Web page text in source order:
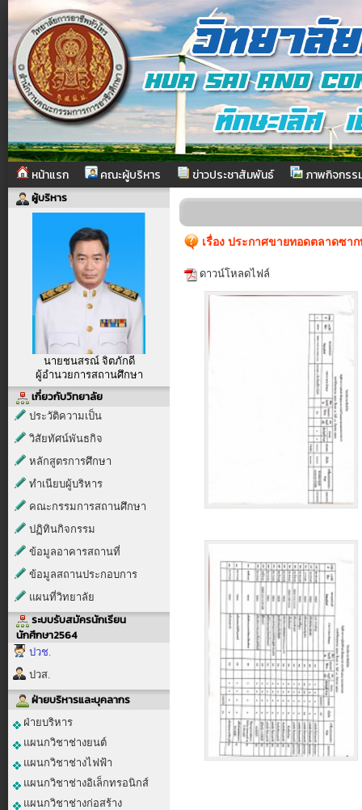
หน้าแรก คณะผู้บริหาร ข่าวประชาสัมพันธ์ ภาพกิจกรร
ผู้บริหาร
นายชนสรณ์ จิตภักดี
ผู้อำนวยการสถานศึกษา
เกี่ยวกับวิทยาลัย
ประวัติความเป็น
วิสัยทัศน์พันธกิจ
หลักสูตรการศึกษา
ทำเนียบผู้บริหาร
คณะกรรมการสถานศึกษา
ปฏิทินกิจกรรม
ข้อมูลอาคารสถานที่
ข้อมูลสถานประกอบการ
แผนที่วิทยาลัย
ระบบรับสมัครนักเรียน
นักศึกษา2564
ปวช.
ปวส.
ฝ่ายบริหารและบุคลากร
ฝ่ายบริหาร
แผนกวิชาช่างยนต์
แผนกวิชาช่างไฟฟ้า
แผนกวิชาช่างอิเล็กทรอนิกส์
แผนกวิชาช่างก่อสร้าง
เรื่อง ประกาศขายทอดตลาดซ
ดาวน์โหลดไฟล์